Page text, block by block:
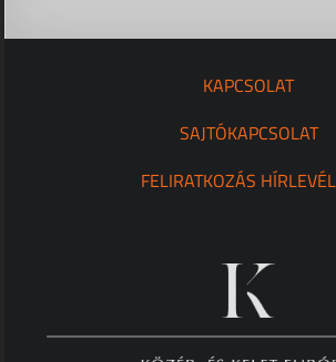
KAPCSOLAT
SAJTÓKAPCSOLAT
FELIRATKOZÁS